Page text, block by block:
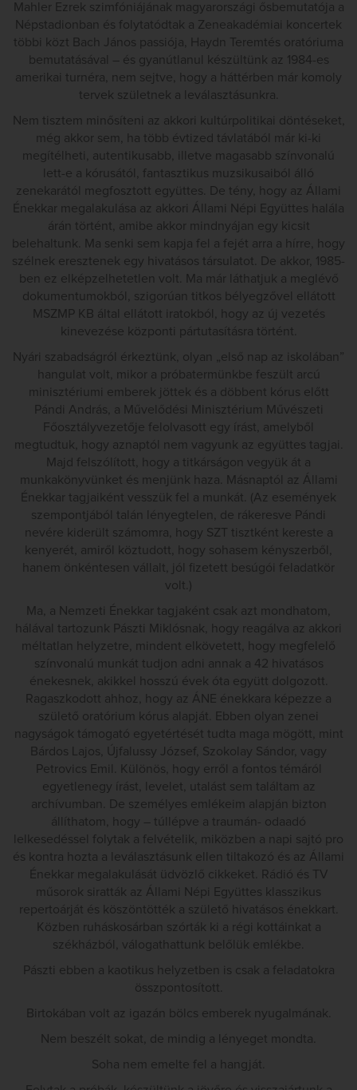
Mahler Ezrek szimfóniájának magyarországi ősbemutatója a
Népstadionban és folytatódtak a Zeneakadémiai koncertek
többi közt Bach János passiója, Haydn Teremtés oratóriuma
bemutatásával – és gyanútlanul készültünk az 1984-es
amerikai turnéra, nem sejtve, hogy a háttérben már komoly
tervek születnek a leválasztásunkra.
Nem tisztem minősíteni az akkori kultúrpolitikai döntéseket,
még akkor sem, ha több évtized távlatából már ki-ki
megítélheti, autentikusabb, illetve magasabb színvonalú
lett-e a kórusától, fantasztikus muzsikusaiból álló
zenekarától megfosztott együttes. De tény, hogy az Állami
Énekkar megalakulása az akkori Állami Népi Együttes halála
árán történt, amibe akkor mindnyájan egy kicsit
belehaltunk. Ma senki sem kapja fel a fejét arra a hírre, hogy
szélnek eresztenek egy hivatásos társulatot. De akkor, 1985-
ben ez elképzelhetetlen volt. Ma már láthatjuk a meglévő
dokumentumokból, szigorúan titkos bélyegzővel ellátott
MSZMP KB által ellátott iratokból, hogy az új vezetés
kinevezése központi pártutasításra történt.
Nyári szabadságról érkeztünk, olyan „első nap az iskolában”
hangulat volt, mikor a próbatermünkbe feszült arcú
minisztériumi emberek jöttek és a döbbent kórus előtt
Pándi András, a Művelődési Minisztérium Művészeti
Főosztályvezetője felolvasott egy írást, amelyből
megtudtuk, hogy aznaptól nem vagyunk az együttes tagjai.
Majd felszólított, hogy a titkárságon vegyük át a
munkakönyvünket és menjünk haza. Másnaptól az Állami
Énekkar tagjaiként vesszük fel a munkát. (Az események
szempontjából talán lényegtelen, de rákeresve Pándi
nevére kiderült számomra, hogy SZT tisztként kereste a
kenyerét, amiről köztudott, hogy sohasem kényszerből,
hanem önkéntesen vállalt, jól fizetett besúgói feladatkör
volt.)
Ma, a Nemzeti Énekkar tagjaként csak azt mondhatom,
hálával tartozunk Pászti Miklósnak, hogy reagálva az akkori
méltatlan helyzetre, mindent elkövetett, hogy megfelelő
színvonalú munkát tudjon adni annak a 42 hivatásos
énekesnek, akikkel hosszú évek óta együtt dolgozott.
Ragaszkodott ahhoz, hogy az ÁNE énekkara képezze a
születő oratórium kórus alapját. Ebben olyan zenei
nagyságok támogató egyetértését tudta maga mögött, mint
Bárdos Lajos, Újfalussy József, Szokolay Sándor, vagy
Petrovics Emil. Különös, hogy erről a fontos témáról
egyetlenegy írást, levelet, utalást sem találtam az
archívumban. De személyes emlékeim alapján bizton
állíthatom, hogy – túllépve a traumán- odaadó
lelkesedéssel folytak a felvételik, miközben a napi sajtó pro
és kontra hozta a leválasztásunk ellen tiltakozó és az Állami
Énekkar megalakulását üdvözlő cikkeket. Rádió és TV
műsorok siratták az Állami Népi Együttes klasszikus
repertoárját és köszöntötték a születő hivatásos énekkart.
Közben ruháskosárban szórták ki a régi kottáinkat a
székházból, válogathattunk belőlük emlékbe.
Pászti ebben a kaotikus helyzetben is csak a feladatokra
összpontosított.
Birtokában volt az igazán bölcs emberek nyugalmának.
Nem beszélt sokat, de mindig a lényeget mondta.
Soha nem emelte fel a hangját.